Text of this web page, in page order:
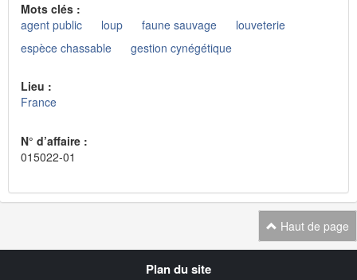
Mots clés :
agent public
loup faune sauvage
louveterie
espèce chassable
gestion cynégétique
Lieu :
France
N° d’affaire :
015022-01
Haut de page
Plan du site